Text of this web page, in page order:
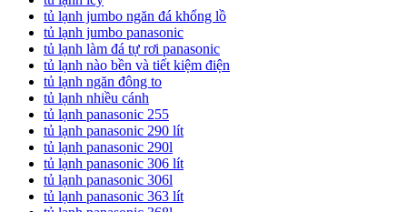
tủ lạnh jumbo ngăn đá khổng lồ
tủ lạnh jumbo panasonic
tủ lạnh làm đá tự rơi panasonic
tủ lạnh nào bền và tiết kiệm điện
tủ lạnh ngăn đông to
tủ lạnh nhiều cánh
tủ lạnh panasonic 255
tủ lạnh panasonic 290 lít
tủ lạnh panasonic 290l
tủ lạnh panasonic 306 lít
tủ lạnh panasonic 306l
tủ lạnh panasonic 363 lít